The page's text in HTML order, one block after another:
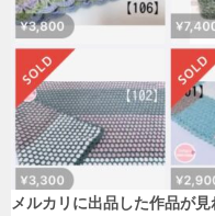
メルカリに出品した作品が見